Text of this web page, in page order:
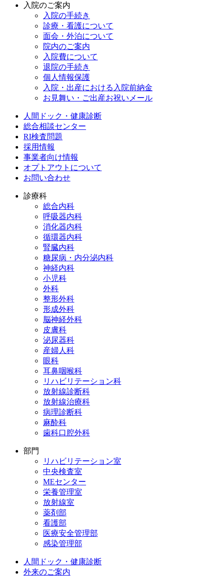
入院のご案内
入院の手続き
診療・看護について
面会・外泊について
院内のご案内
入院費について
退院の手続き
個人情報保護
入院・出産における入院前納金
お見舞い・ご出産お祝いメール
人間ドック・健康診断
総合相談センター
RI検査問題
採用情報
事業者向け情報
オプトアウトについて
お問い合わせ
診療科
総合内科
呼吸器内科
消化器内科
循環器内科
腎臓内科
糖尿病・内分泌内科
神経内科
小児科
外科
整形外科
形成外科
脳神経外科
皮膚科
泌尿器科
産婦人科
眼科
耳鼻咽喉科
リハビリテーション科
放射線診断科
放射線治療科
病理診断科
麻酔科
歯科口腔外科
部門
リハビリテーション室
中央検査室
MEセンター
栄養管理室
放射線室
薬剤部
看護部
医療安全管理部
感染管理部
人間ドック・健康診断
外来のご案内